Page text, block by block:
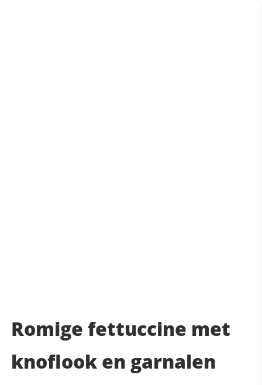
Romige fettuccine met
knoflook en garnalen